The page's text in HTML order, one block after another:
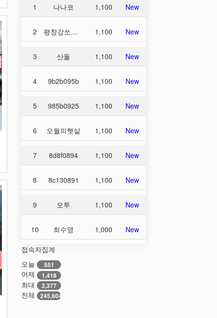
1 나나코 1,100 New
2 평창강쏘가리 1,100 New
3 산돌 1,100 New
4 9b2b095b 1,100 New
5 985b0925 1,100 New
6 오월의햇살 1,100 New
7 8d8f0894 1,100 New
8 8c130891 1,100 New
9 오투 1,100 New
10 최수영 1,000 New
접속자집계
오늘
551
어제 1,418
최대 2,377
전체 245,604